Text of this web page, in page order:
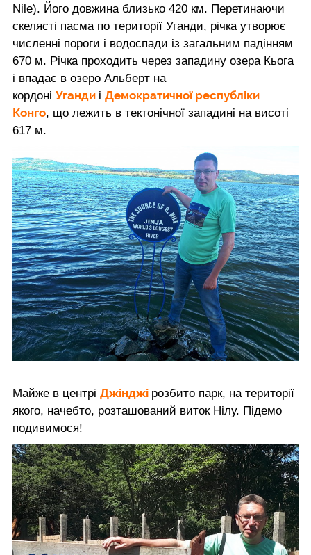
Nile). Його довжина близько 420 км. Перетинаючи
скелясті пасма по території Уганди, річка утворює
численні пороги і водоспади із загальним падінням
670 м. Річка проходить через западину озера Кьога
і впадає в озеро Альберт на
кордоні Уганди і Демократичної республіки
Конго, що лежить в тектонічної западині на висоті
617 м.
Майже в центрі Джінджі розбито парк, на території
якого, начебто, розташований виток Нілу. Підемо
подивимося!